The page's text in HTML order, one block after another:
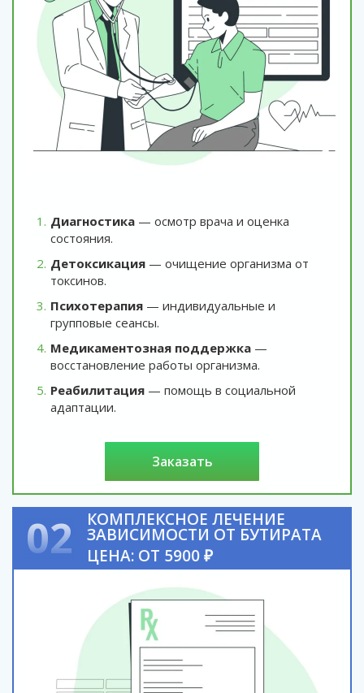
Диагностика — осмотр врача и оценка
состояния.
Детоксикация — очищение организма от
токсинов.
Психотерапия — индивидуальные и
групповые сеансы.
Медикаментозная поддержка —
восстановление работы организма.
Реабилитация — помощь в социальной
адаптации.
заказать
02 КОМПЛЕКСНОЕ ЛЕЧЕНИЕ
ЗАВИСИМОСТИ ОТ БУТИРАТА
ЦЕНА: ОТ 5900 ₽